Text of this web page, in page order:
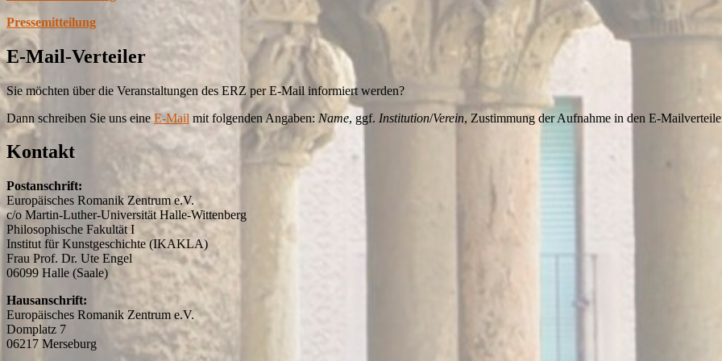
Pressemitteilung
E-Mail-Verteiler
Sie möchten über die Veranstaltungen des ERZ per E-Mail informiert werden?
Dann schreiben Sie uns eine E-Mail mit folgenden Angaben: Name, ggf. Institution/Verein, Zustimmung der Aufnahme in den E-
Kontakt
Postanschrift:
Europäisches Romanik Zentrum e.V.
c/o Martin-Luther-Universität Halle-Wittenberg
Philosophische Fakultät I
Institut für Kunstgeschichte (IKAKLA)
Frau Prof. Dr. Ute Engel
06099 Halle (Saale)
Hausanschrift:
Europäisches Romanik Zentrum e.V.
Domplatz 7
06217 Merseburg